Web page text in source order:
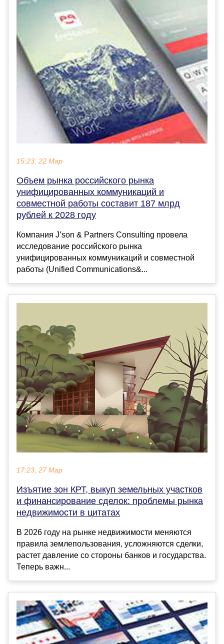
15:23, 22 Мар
Объем рынка российского рынка
унифицированных коммуникаций и
совместной работы составит 187 млрд
рублей к 2028 году
Компания J’son & Partners Consulting провела
исследование российского рынка
унифицированных коммуникаций и совместной
работы (Unified Communications&...
17:23, 27 Мар
Изъятие зон КРТ, выкуп земельных участков
и финансирование сделок: проблемы рынка
недвижимости в цитатах
В 2026 году на рынке недвижимости меняются
правила землепользования, усложняются сделки,
растет давление со стороны банков и государства.
Теперь важн...